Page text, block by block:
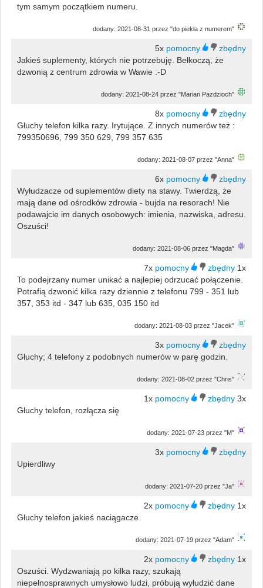
tym samym początkiem numeru.
dodany: 2021-08-31 przez "do piekła z numerem"
5x
Jakieś suplementy, których nie potrzebuję. Bełkoczą, że
dzwonią z centrum zdrowia w Wawie :-D
dodany: 2021-08-24 przez "Marian Pazdzioch"
8x
Głuchy telefon kilka razy. Irytujące. Z innych numerów też :
799350696, 799 350 629, 799 357 635
dodany: 2021-08-07 przez "Anna"
6x
Wyłudzacze od suplementów diety na stawy. Twierdzą, że
mają dane od ośrodków zdrowia - bujda na resorach! Nie
podawajcie im danych osobowych: imienia, nazwiska, adresu.
Oszuści!
dodany: 2021-08-06 przez "Magda"
7x
1x
To podejrzany numer unikać a najlepiej odrzucać połączenie.
Potrafią dzwonić kilka razy dziennie z telefonu 799 - 351 lub
357, 353 itd - 347 lub 635, 035 150 itd
dodany: 2021-08-03 przez "Jacek"
3x
Głuchy; 4 telefony z podobnych numerów w parę godzin.
dodany: 2021-08-02 przez "Chris"
1x
3x
Głuchy telefon, rozłącza się
dodany: 2021-07-23 przez "M"
3x
Upierdliwy
dodany: 2021-07-20 przez "Ja"
2x
1x
Głuchy telefon jakieś naciągacze
dodany: 2021-07-19 przez "Adam"
2x
1x
Oszuści. Wydzwaniają po kilka razy, szukają
niepełnosprawnych umysłowo ludzi, próbują wyłudzić dane